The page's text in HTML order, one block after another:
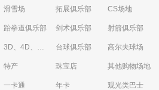
滑雪场 拓展俱乐部 CS场地
跆拳道俱乐部 剑术俱乐部 射箭俱乐部
3D、4D、5D艺术体验馆 台球俱乐部 高尔夫球场
特产 珠宝店 其他购物场地
一卡通 年卡 观光类巴士